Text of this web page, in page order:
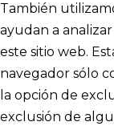
También
ayudan a
este sitio web.
navegador sólo
la opción de
exclusión de